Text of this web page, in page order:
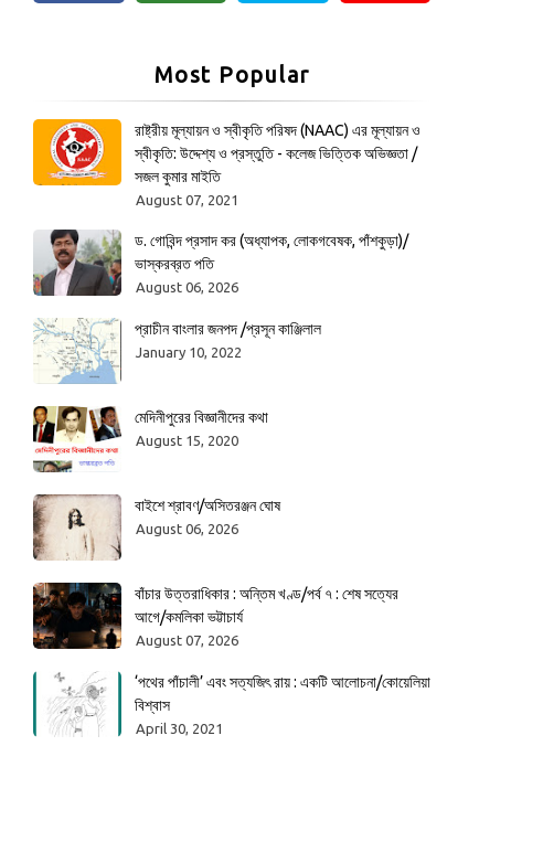
Most Popular
রাষ্ট্রীয় মূল্যায়ন ও স্বীকৃতি পরিষদ (NAAC) এর মূল্যায়ন ও
স্বীকৃতি: উদ্দেশ্য ও প্রস্তুতি - কলেজ ভিত্তিক অভিজ্ঞতা /
সজল কুমার মাইতি
August 07, 2021
ড. গোবিন্দ প্রসাদ কর (অধ্যাপক, লোকগবেষক, পাঁশকুড়া)/
ভাস্করব্রত পতি
August 06, 2026
প্রাচীন বাংলার জনপদ /প্রসূন কাঞ্জিলাল
January 10, 2022
মেদিনীপুরের বিজ্ঞানীদের কথা
August 15, 2020
বাইশে শ্রাবণ/অসিতরঞ্জন ঘোষ
August 06, 2026
বাঁচার উত্তরাধিকার : অন্তিম খণ্ড/পর্ব ৭ : শেষ সত্যের
আগে/কমলিকা ভট্টাচার্য
August 07, 2026
‘পথের পাঁচালী’ এবং সত্যজিৎ রায় : একটি আলোচনা/কোয়েলিয়া
বিশ্বাস
April 30, 2021